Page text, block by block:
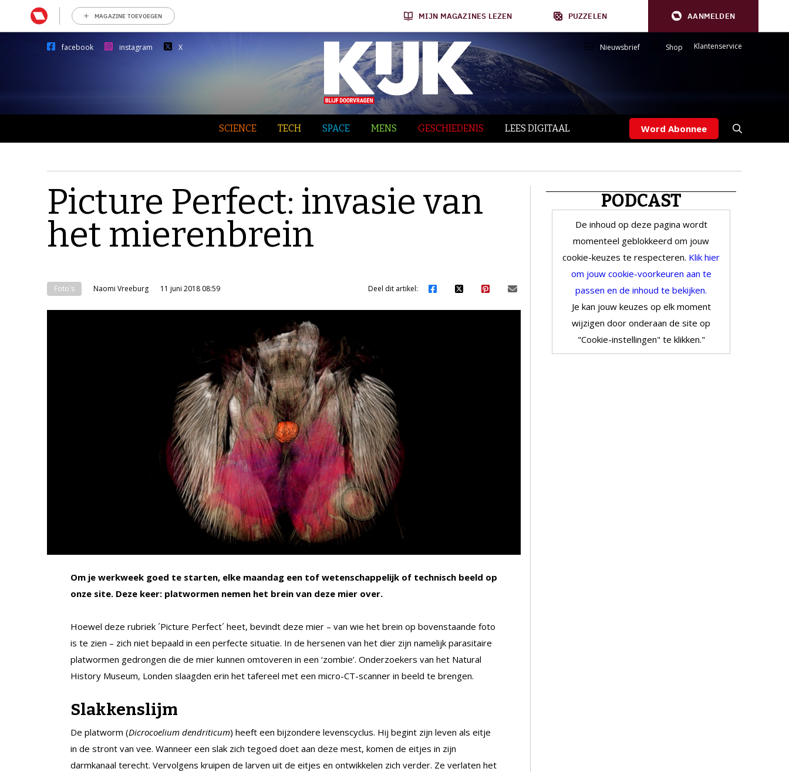
MAGAZINE TOEVOEGEN MIJN MAGAZINES LEZEN PUZZELEN AANMELDEN
facebook instagram X Nieuwsbrief Shop Klantenservice
SCIENCE TECH SPACE MENS GESCHIEDENIS LEES DIGITAAL Word Abonnee
Picture Perfect: invasie van
het mierenbrein
Foto's Naomi Vreeburg 11 juni 2018 08:59 Deel dit artikel:
Om je werkweek goed te starten, elke maandag een tof wetenschappelijk of technisch beeld op
onze site. Deze keer: platwormen nemen het brein van deze mier over.
Hoewel deze rubriek ´Picture Perfect´ heet, bevindt deze mier – van wie het brein op bovenstaande foto
is te zien – zich niet bepaald in een perfecte situatie. In de hersenen van het dier zijn namelijk parasitaire
platwormen gedrongen die de mier kunnen omtoveren in een ‘zombie’. Onderzoekers van het Natural
History Museum, Londen slaagden erin het tafereel met een micro-CT-scanner in beeld te brengen.
Slakkenslijm
De platworm (Dicrocoelium dendriticum) heeft een bijzondere levenscyclus. Hij begint zijn leven als eitje
in de stront van vee. Wanneer een slak zich tegoed doet aan deze mest, komen de eitjes in zijn
darmkanaal terecht. Vervolgens kruipen de larven uit de eitjes en ontwikkelen zich verder. Ze verlaten het
PODCAST
De inhoud op deze pagina wordt
momenteel geblokkeerd om jouw
cookie-keuzes te respecteren. Klik hier
om jouw cookie-voorkeuren aan te
passen en de inhoud te bekijken.
Je kan jouw keuzes op elk moment
wijzigen door onderaan de site op
"Cookie-instellingen" te klikken."